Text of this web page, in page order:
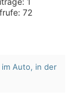
72
im Auto, in der